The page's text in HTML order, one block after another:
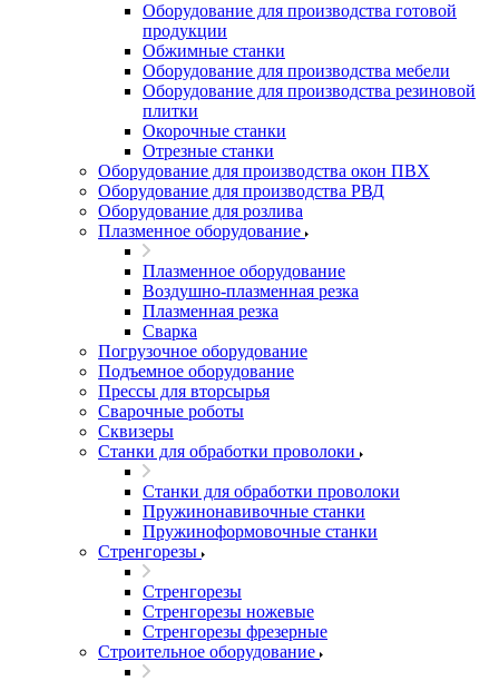
Оборудование для производства готовой
продукции
Обжимные станки
Оборудование для производства мебели
Оборудование для производства резиновой
плитки
Окорочные станки
Отрезные станки
Оборудование для производства окон ПВХ
Оборудование для производства РВД
Оборудование для розлива
Плазменное оборудование
Плазменное оборудование
Воздушно-плазменная резка
Плазменная резка
Сварка
Погрузочное оборудование
Подъемное оборудование
Прессы для вторсырья
Сварочные роботы
Сквизеры
Станки для обработки проволоки
Станки для обработки проволоки
Пружинонавивочные станки
Пружиноформовочные станки
Стренгорезы
Стренгорезы
Стренгорезы ножевые
Стренгорезы фрезерные
Строительное оборудование